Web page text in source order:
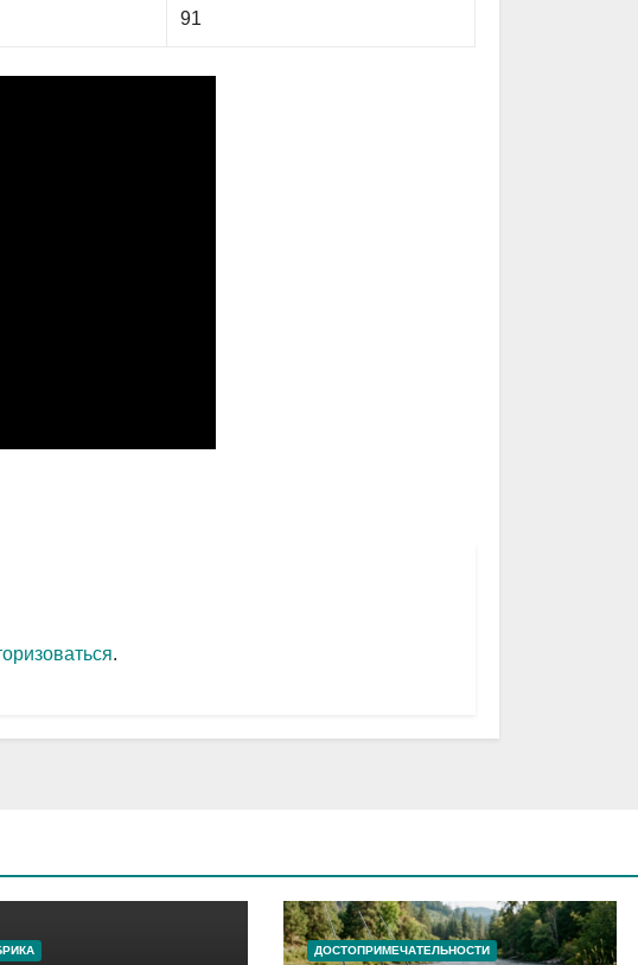
91
.
ДОСТОПРИМЕЧАТЕЛЬНОСТИ